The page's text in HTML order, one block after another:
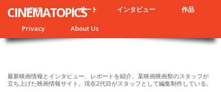
NEWS レポート インタビュー 作品
Privacy About Us
CINEMATOPICS
最新映画情報とインタビュー、レポートを紹介。某映画映画祭のスタッフが
立ち上げた映画情報サイト。現在2代目がスタッフとして編集制作している。